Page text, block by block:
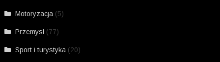
Motoryzacja (5)
Przemysł (77)
Sport i turystyka (20)